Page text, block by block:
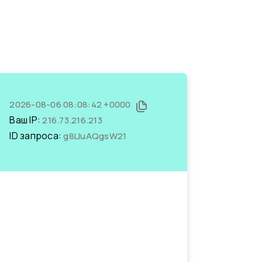
2026-08-06 08:08:42 +0000
Ваш IP:216.73.216.213
ID запроса:g8LIuAQgsW21